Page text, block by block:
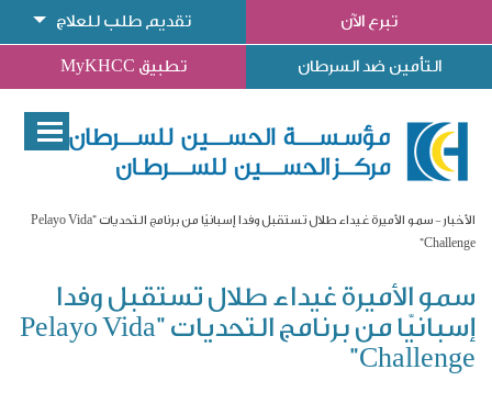
تبرع الآن تقديم طلب للعلاج
التأمين ضد السرطان تطبيق MyKHCC
الأخبار
سمو الأميرة غيداء طلال تستقبل وفدا إسبانيّا من برنامج التحديات "Pelayo Vida
Challenge"
سمو الأميرة غيداء طلال تستقبل وفدا
إسبانيّا من برنامج التحديات "Pelayo Vida
Challenge"